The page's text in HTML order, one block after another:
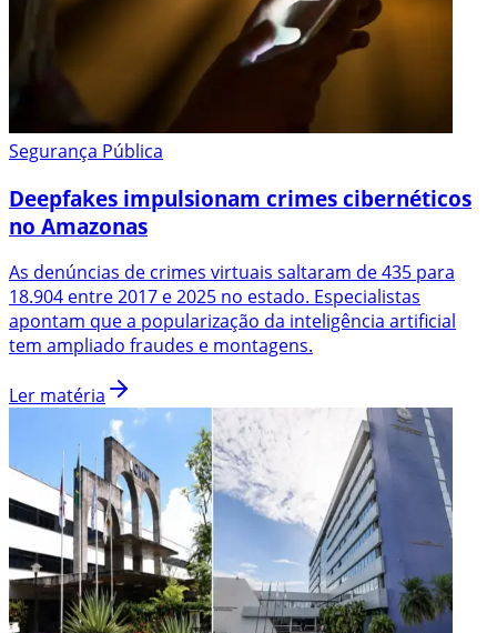
Segurança Pública
Deepfakes impulsionam crimes cibernéticos
no Amazonas
As denúncias de crimes virtuais saltaram de 435 para
18.904 entre 2017 e 2025 no estado. Especialistas
apontam que a popularização da inteligência artificial
tem ampliado fraudes e montagens.
Ler matéria